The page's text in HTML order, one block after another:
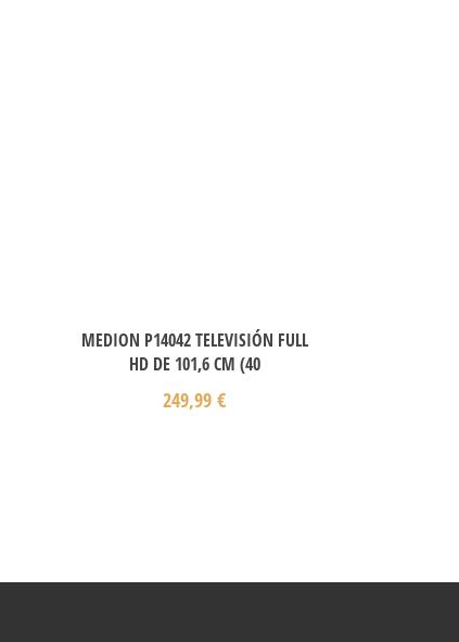
MEDION P14042 TELEVISIÓN FULL
HD DE 101,6 CM (40
249,99€